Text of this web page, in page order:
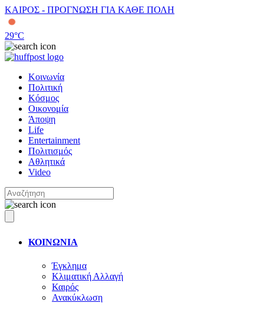
ΚΑΙΡΟΣ - ΠΡΟΓΝΩΣΗ ΓΙΑ ΚΑΘΕ ΠΟΛΗ
29°C
Κοινωνία
Πολιτική
Κόσμος
Οικονομία
Άποψη
Life
Entertainment
Πολιτισμός
Αθλητικά
Video
ΚΟΙΝΩΝΙΑ
Έγκλημα
Κλιματική Αλλαγή
Καιρός
Ανακύκλωση